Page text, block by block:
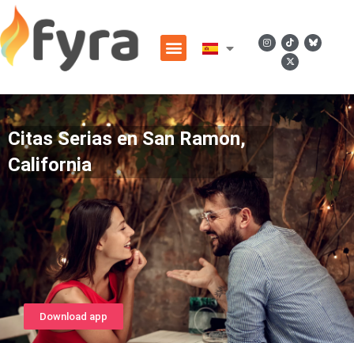
Citas Serias en San Ramon,
California
Download app